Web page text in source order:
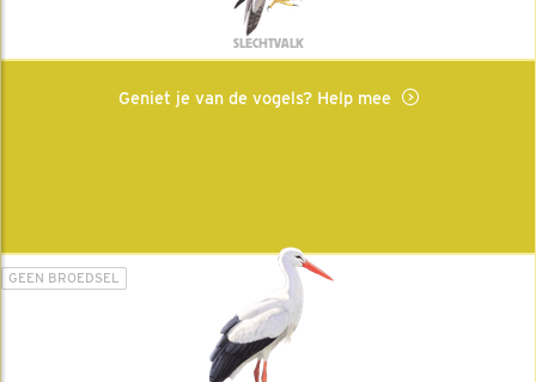
SLECHTVALK
Geniet je van de vogels? Help mee
GEEN BROEDSEL